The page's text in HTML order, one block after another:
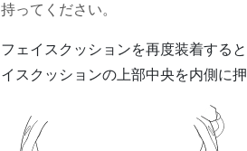
持ってください。
フェイスクッションを再度装着する
イスクッションの上部中央を内側に